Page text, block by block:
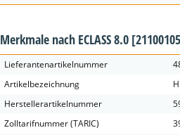
Merkmale nach ECLASS 8.0
Lieferantenartikelnummer
Artikelbezeichnung
Herstellerartikelnummer
Zolltarifnummer (TARIC)